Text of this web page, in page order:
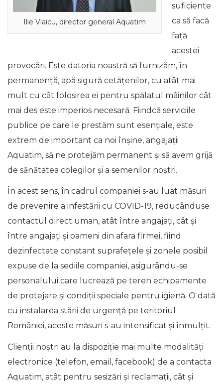
Ilie Vlaicu, director general Aquatim
suficiente
ca să facă
față
acestei
provocări. Este datoria noastră să furnizăm, în
permanență, apă sigură cetățenilor, cu atât mai
mult cu cât folosirea ei pentru spălatul mâinilor cât
mai des este imperios necesară. Fiindcă serviciile
publice pe care le prestăm sunt esențiale, este
extrem de important ca noi înșine, angajații
Aquatim, să ne protejăm permanent și să avem grijă
de sănătatea colegilor și a semenilor noștri.
În acest sens, în cadrul companiei s-au luat măsuri
de prevenire a infestării cu COVID-19, reducânduse
contactul direct uman, atât între angajați, cât și
între angajați și oameni din afara firmei, fiind
dezinfectate constant suprafețele și zonele posibil
expuse de la sediile companiei, asigurându-se
personalului care lucrează pe teren echipamente
de protejare și condiții speciale pentru igienă. O dată
cu instalarea stării de urgență pe teritoriul
României, aceste măsuri s-au intensificat și înmulțit.
Clienții noștri au la dispoziție mai multe modalități
electronice (telefon, email, facebook) de a contacta
Aquatim, atât pentru sesizări și reclamații, cât și